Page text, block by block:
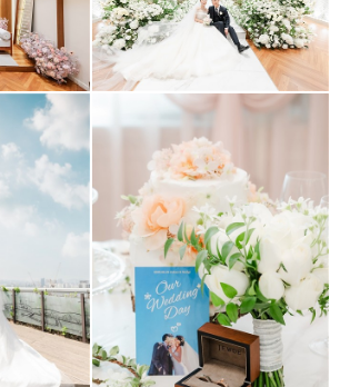
웨딩홀) 마리아쥬스퀘어
Laonzena